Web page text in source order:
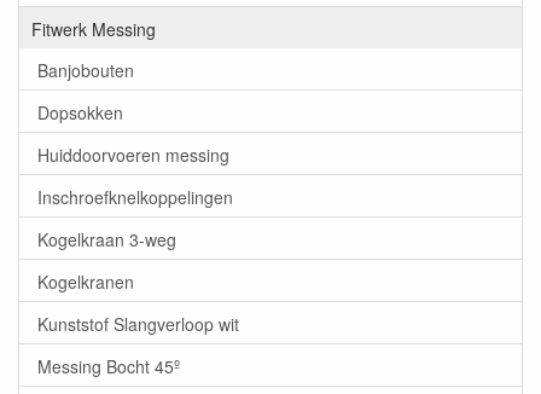
Fitwerk Messing
Banjobouten
Dopsokken
Huiddoorvoeren messing
Inschroefknelkoppelingen
Kogelkraan 3-weg
Kogelkranen
Kunststof Slangverloop wit
Messing Bocht 45º